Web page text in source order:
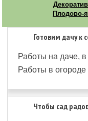
Плодово-
Готовим дачу к
Работы на даче,
Работы в огороде
Чтобы сад